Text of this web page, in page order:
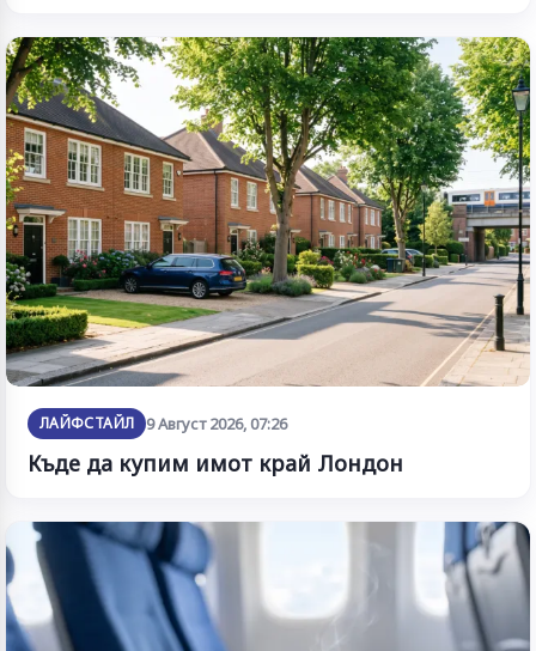
ЛАЙФСТАЙЛ 9 Август 2026, 07:26
Къде да купим имот край Лондон